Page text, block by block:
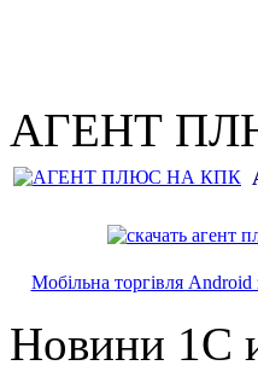
АГЕНТ
Мобільна торгівля Android
Новини 1С